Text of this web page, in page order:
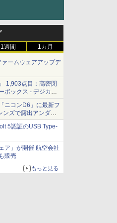
1週間 1カ月
ァームウェアアップデ
1,903点目：高密閉
ボックス - デジカメ
ニコンD6」に最新フ
ズで露出アンダー
5認証のUSB Type-
ア」が開催 航空会社
販売
もっと見る